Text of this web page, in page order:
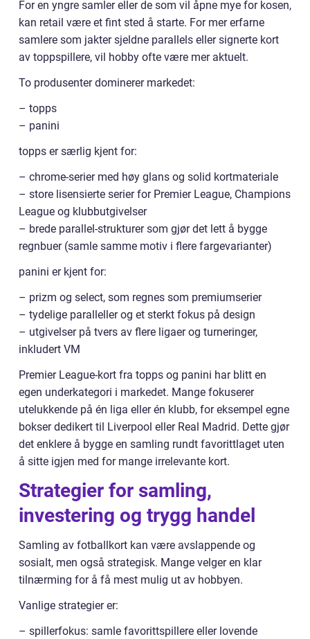
For en yngre samler eller de som vil åpne mye for kosen,
kan retail være et fint sted å starte. For mer erfarne
samlere som jakter sjeldne parallels eller signerte kort
av toppspillere, vil hobby ofte være mer aktuelt.
To produsenter dominerer markedet:
– topps
– panini
topps er særlig kjent for:
– chrome-serier med høy glans og solid kortmateriale
– store lisensierte serier for Premier League, Champions
League og klubbutgivelser
– brede parallel-strukturer som gjør det lett å bygge
regnbuer (samle samme motiv i flere fargevarianter)
panini er kjent for:
– prizm og select, som regnes som premiumserier
– tydelige paralleller og et sterkt fokus på design
– utgivelser på tvers av flere ligaer og turneringer,
inkludert VM
Premier League-kort fra topps og panini har blitt en
egen underkategori i markedet. Mange fokuserer
utelukkende på én liga eller én klubb, for eksempel egne
bokser dedikert til Liverpool eller Real Madrid. Dette gjør
det enklere å bygge en samling rundt favorittlaget uten
å sitte igjen med for mange irrelevante kort.
Strategier for samling,
investering og trygg handel
Samling av fotballkort kan være avslappende og
sosialt, men også strategisk. Mange velger en klar
tilnærming for å få mest mulig ut av hobbyen.
Vanlige strategier er:
– spillerfokus: samle favorittspillere eller lovende